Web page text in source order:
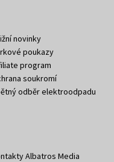
novinky
poukazy
program
soukromí
odběr elektroodpadu
Albatros Media